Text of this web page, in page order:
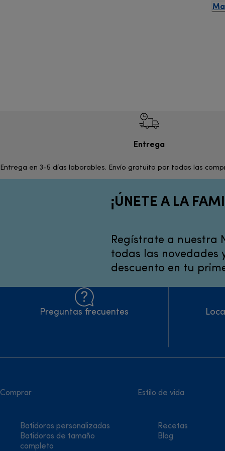
Entrega
Entrega en 3-5 días laborables. Envío gratuito por todas las
¡ÚNETE A LA
Regístrate a nuestra
todas las novedades
descuento en tu
Preguntas frecuentes
Comprar
Batidoras personalizadas
Batidoras de tamaño
completo
Estilo de vida
Recetas
Blog